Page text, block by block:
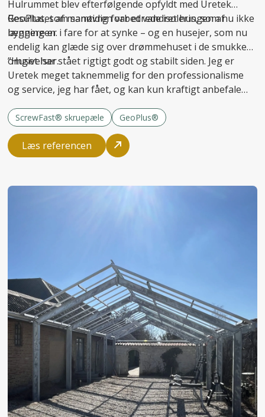
Hulrummet blev efterfølgende opfyldt med Uretek
GeoPlus, som samtidig forbedrede isoleringen af
bygningen.
Resultatet af manøvren var et vandret hus, som nu ikke
længere er i fare for at synke – og en husejer, som nu
endelig kan glæde sig over drømmehuset i de smukke
omgivelser.
”Huset har stået rigtigt godt og stabilt siden. Jeg er
Uretek meget taknemmelig for den professionalisme
og service, jeg har fået, og kan kun kraftigt anbefale
ScrewFast® skruepæle GeoPlus®
Læs referencen